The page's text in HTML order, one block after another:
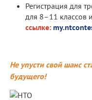
Регистрация для
для 8–11 классов
ссылке:
Не упусти свой шанс
будущего!